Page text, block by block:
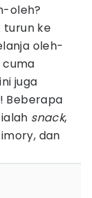
oleh?
turun ke
oleh-
cuma
juga
Beberapa
snack,
dan